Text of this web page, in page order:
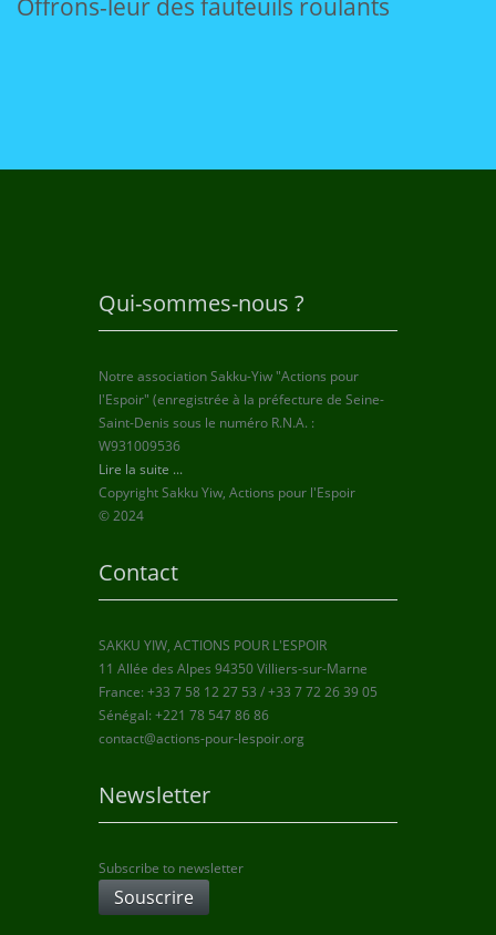
Offrons-leur des fauteuils roulants
Qui-sommes-nous ?
Notre association Sakku-Yiw "Actions pour
l'Espoir" (enregistrée à la préfecture de Seine-
Saint-Denis sous le numéro R.N.A. :
W931009536
Lire la suite ...
Copyright Sakku Yiw, Actions pour l'Espoir
© 2024
Contact
SAKKU YIW, ACTIONS POUR L'ESPOIR
11 Allée des Alpes 94350 Villiers-sur-Marne
France: +33 7 58 12 27 53 / +33 7 72 26 39 05
Sénégal: +221 78 547 86 86
contact@actions-pour-lespoir.org
Newsletter
Subscribe to newsletter